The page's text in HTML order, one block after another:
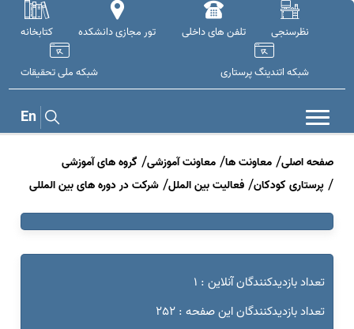
نظرسنجی تلفن های داخلی تور مجازی دانشکده کتابخانه
شبکه اتندینگ پرستاری شبکه ملی تحقيقات
En
صفحه اصلی معاونت ها معاونت آموزشی گروه های آموزشی
پرستاری کودکان فعالیت بین الملل شرکت در دوره های بین المللی
تعداد بازدیدکنندگان آنلاین : 1
تعداد بازدیدکنندگان این صفحه : 252